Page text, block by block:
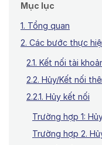
Mục lục
1. Tổng quan
2. Các bước thực
2.1. Kết nối tài
2.2. Hủy/Kết nối
2.2.1. Hủy kết nối
Trường hợp 1:
Trường hợp 2.